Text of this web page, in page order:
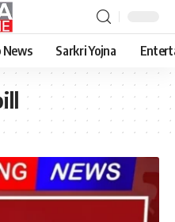
News Sarkri Yojna